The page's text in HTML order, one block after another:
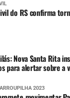
do RS confirma
Nova Santa Rita
para alertar sobre a
2023